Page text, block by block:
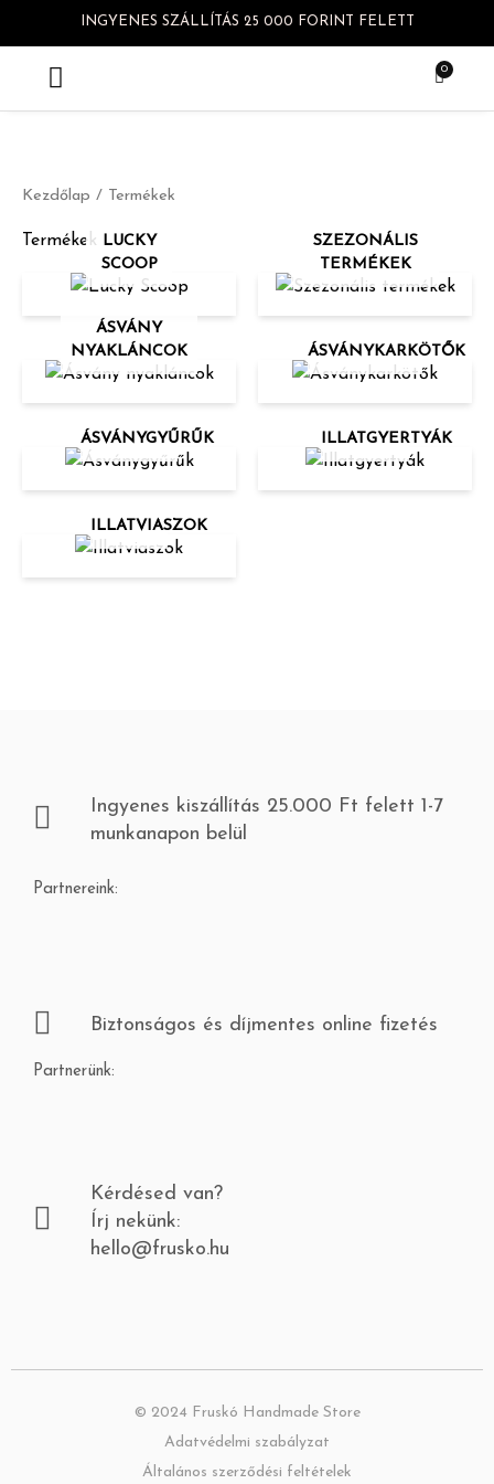
content
INGYENES SZÁLLÍTÁS 25 000 FORINT FELETT
0
Kosár
Kezdőlap / Termékek
Termékek LUCKY
SCOOP
SZEZONÁLIS
TERMÉKEK
ÁSVÁNY
NYAKLÁNCOK
ÁSVÁNYKARKÖTŐK
ÁSVÁNYGYŰRŰK ILLATGYERTYÁK
ILLATVIASZOK
Ingyenes kiszállítás 25.000 Ft felett 1-7
munkanapon belül
Partnereink:
Biztonságos és díjmentes online fizetés
Partnerünk:
Kérdésed van?
Írj nekünk:
hello@frusko.hu
© 2024 Fruskó Handmade Store
Adatvédelmi szabályzat
Általános szerződési feltételek